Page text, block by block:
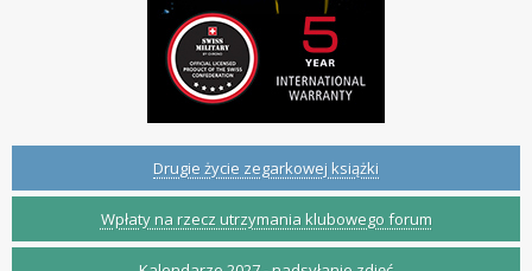
Drugie życie zegarkowej książki
Wpłaty na rzecz utrzymania klubowego forum